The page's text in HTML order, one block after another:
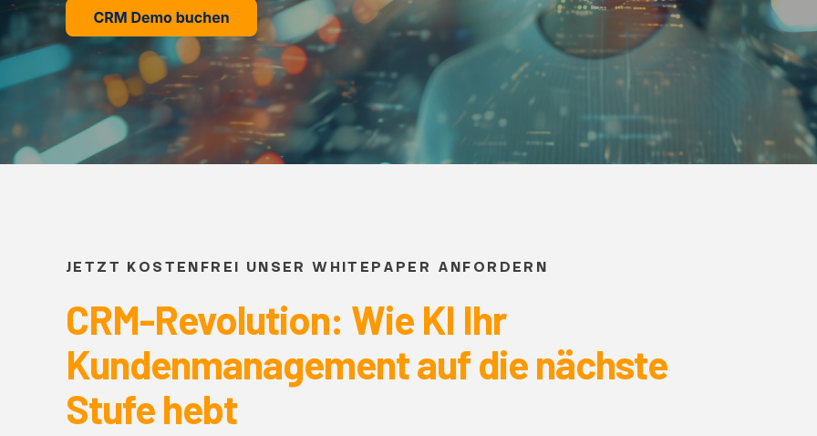
JETZT KOSTENFREI UNSER WHITEPAPER ANFORDERN
CRM-Revolution: Wie KI Ihr
Kundenmanagement auf die nächste
Stufe hebt